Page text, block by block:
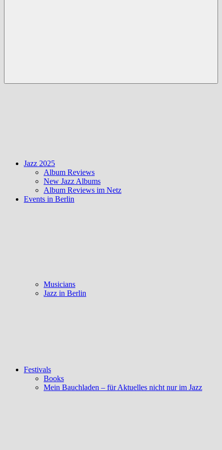
Jazz 2025
Album Reviews
New Jazz Albums
Album Reviews im Netz
Events in Berlin
Musicians
Jazz in Berlin
Festivals
Books
Mein Bauchladen – für Aktuelles nicht nur im Jazz